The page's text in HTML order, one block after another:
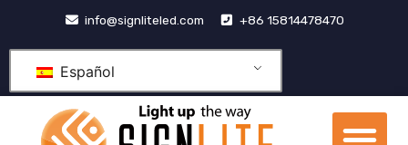
content
info@signliteled.com +86 15814478470
Español